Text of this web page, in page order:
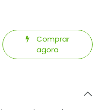
Comprar
agora